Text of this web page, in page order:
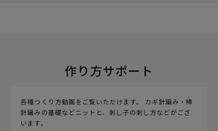
作り方サポート
各種つくり方動画をご覧いただけます。 カギ針編み・棒
針編みの基礎などニットと、刺し子の刺し方などがござ
います。